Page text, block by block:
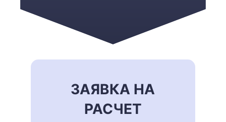
ЗАЯВКА НА
РАСЧЕТ